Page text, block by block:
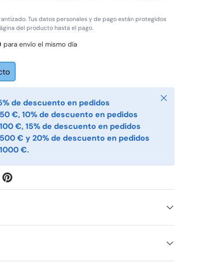
Tus datos personales y de pago están protegidos
del producto hasta el pago.
para envío el mismo día
de descuento en pedidos
€, 10% de descuento en pedidos
€, 15% de descuento en pedidos
€ y 20% de descuento en pedidos
€.
Cerrar